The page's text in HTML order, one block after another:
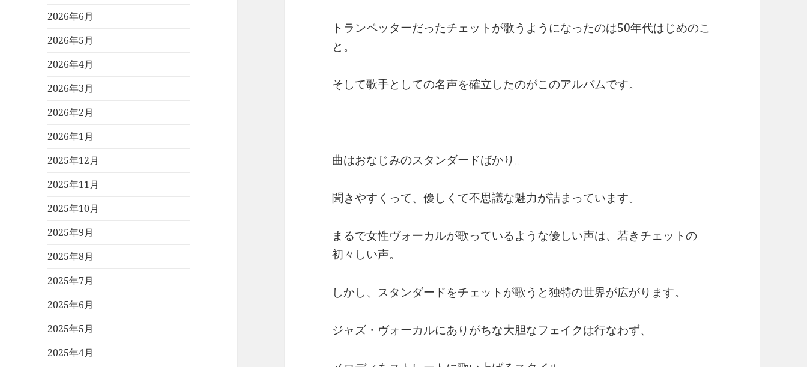
2026年6月
2026年5月
2026年4月
2026年3月
2026年2月
2026年1月
2025年12月
2025年11月
2025年10月
2025年9月
2025年8月
2025年7月
2025年6月
2025年5月
2025年4月
トランペッターだったチェットが歌うようになったのは50年代はじめのこ
と。
そして歌手としての名声を確立したのがこのアルバムです。
曲はおなじみのスタンダードばかり。
聞きやすくって、優しくて不思議な魅力が詰まっています。
まるで女性ヴォーカルが歌っているような優しい声は、若きチェットの
初々しい声。
しかし、スタンダードをチェットが歌うと独特の世界が広がります。
ジャズ・ヴォーカルにありがちな大胆なフェイクは行なわず、